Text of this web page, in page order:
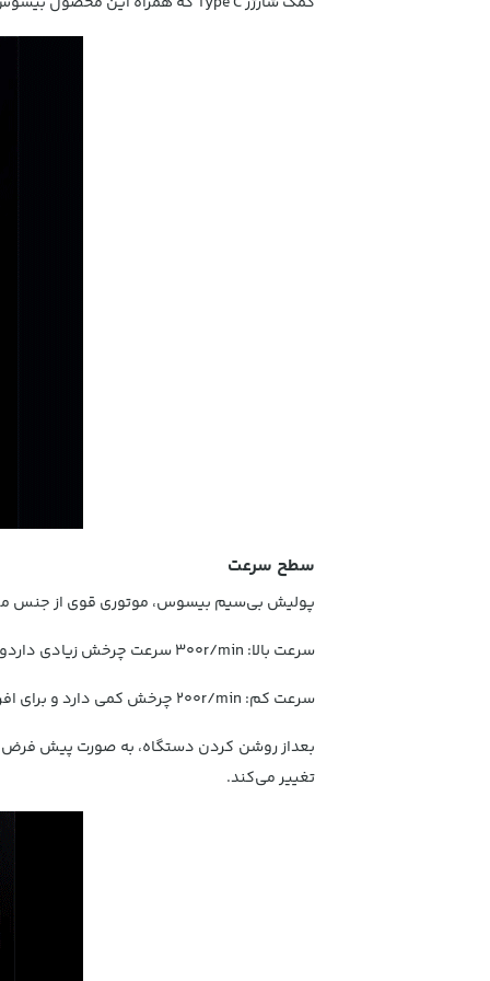
سطح سرعت
پولیش بی‌سیم بیسوس، موتوری قوی از جنس
سرعت بالا: 300r/min سرعت چرخش زیادی داردو برای افرادی که مهارت زیادی دارند مناسب است؛
سرعت کم: 200r/min چرخش کمی دارد و برای افراد مبتدی مناسب است.
بعداز روشن کردن دستگاه، به صورت پیش فرض
تغییر می‌کند.